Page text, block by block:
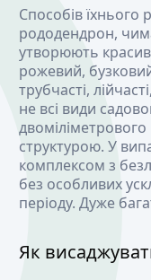
Способів
рододендрон,
утворюють
рожевий,
трубчасті,
не всі види
структурою. У
комплексом з
без особливих
періоду. Дуже
Як